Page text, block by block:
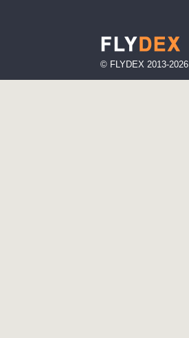
© FLYDEX 2013-2026